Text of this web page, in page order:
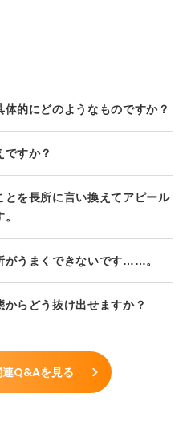
体的にどのようなものですか？
すか？
とを長所に言い換えてアピール
がうまくできないです……。
からどう抜け出せますか？
連Q&Aを見る